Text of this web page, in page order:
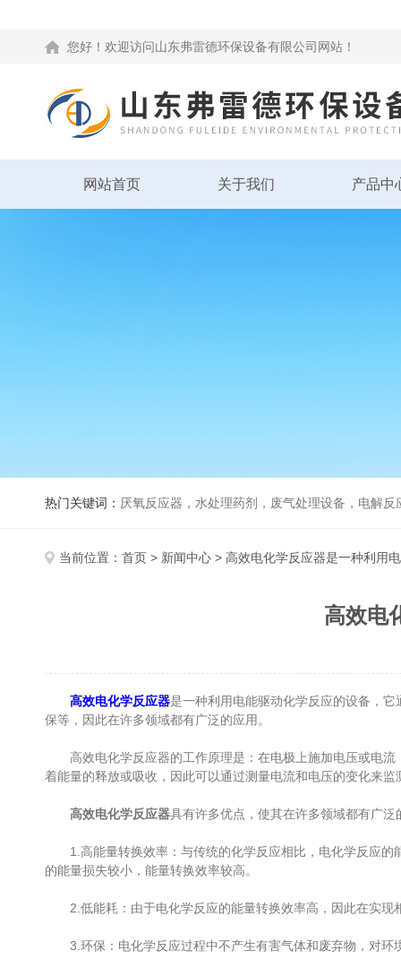
您好！欢迎访问山东弗雷德环保设备有限公司网站！
网站首页 关于我们 产品中
热门关键词： 厌氧反应器，水处理药剂，废气处理设备，电解
当前位置： 首页 > 新闻中心 > 高效电化学反应器是一种利用
高效电
高效电化学反应器是一种利用电能驱动化学反应的设备，
保等，因此在许多领域都有广泛的应用。
高效电化学反应器的工作原理是：在电极上施加电压或电流
着能量的释放或吸收，因此可以通过测量电流和电压的变化来监
高效电化学反应器具有许多优点，使其在许多领域都有广
1.高能量转换效率：与传统的化学反应相比，电化学反应的
的能量损失较小，能量转换效率较高。
2.低能耗：由于电化学反应的能量转换效率高，因此在实现
3.环保：电化学反应过程中不产生有害气体和废弃物，对环